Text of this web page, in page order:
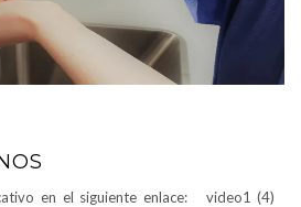
en el siguiente enlace: video1 (4)